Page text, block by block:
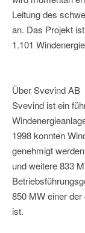
Leitung des
an. Das Projekt
1.101
Über Svevind AB
Svevind ist ein
1998 konnten
genehmigt
und weitere 833
850 MW einer
ist.